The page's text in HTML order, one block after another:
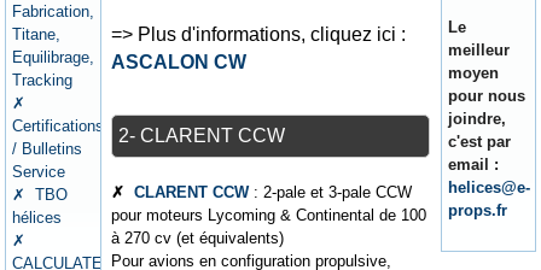
Fabrication,
Titane,
Equilibrage,
Tracking
✗
Certifications
/ Bulletins
Service
✗ TBO
hélices
✗
CALCULATEURS
=> Plus d'informations, cliquez ici :
ASCALON CW
2- CLARENT CCW
✗CLARENT CCW: 2-pale et 3-pale CCW
pour moteurs Lycoming & Continental de 100
à 270 cv (et équivalents)
Pour avions en configuration propulsive,
Le
meilleur
moyen
pour nous
joindre,
c'est par
email :
helices@e-
props.fr